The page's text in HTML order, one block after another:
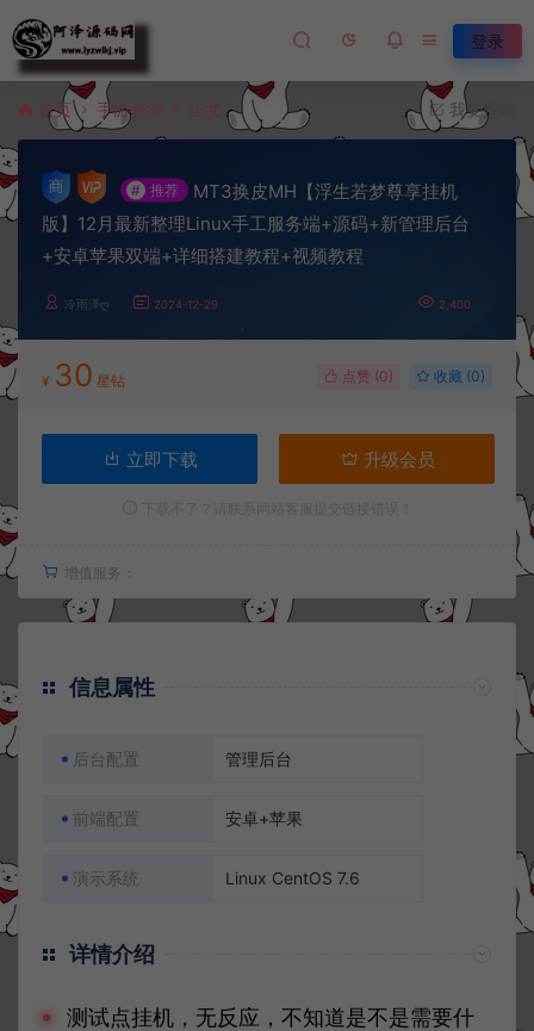
登录
首页 手游资源 正文 我要投稿
# 推荐
MT3换皮MH【浮生若梦尊享挂机
版】12月最新整理Linux手工服务端+源码+新管理后台
+安卓苹果双端+详细搭建教程+视频教程
冷雨泽ღ 2024-12-29 2,400
¥ 30 星钻 点赞 (0) 收藏 (0)
立即下载 升级会员
增值服务：
信息属性
后台配置 管理后台
前端配置 安卓+苹果
演示系统 Linux CentOS 7.6
详情介绍
测试点挂机，无反应，不知道是不是需要什